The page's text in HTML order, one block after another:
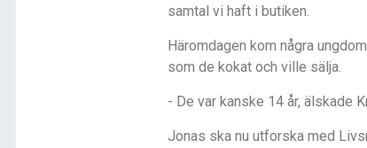
samtal vi haft i butiken.
Häromdagen kom några
som de kokat och ville sälja.
- De var kanske 14 år, älskade
Jonas ska nu utforska med